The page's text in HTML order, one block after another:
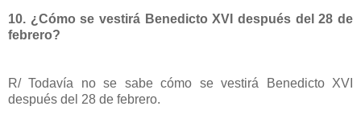
10. ¿Cómo se vestirá Benedicto XVI después del 28 de
febrero?
R/ Todavía no se sabe cómo se vestirá Benedicto XVI
después del 28 de febrero.